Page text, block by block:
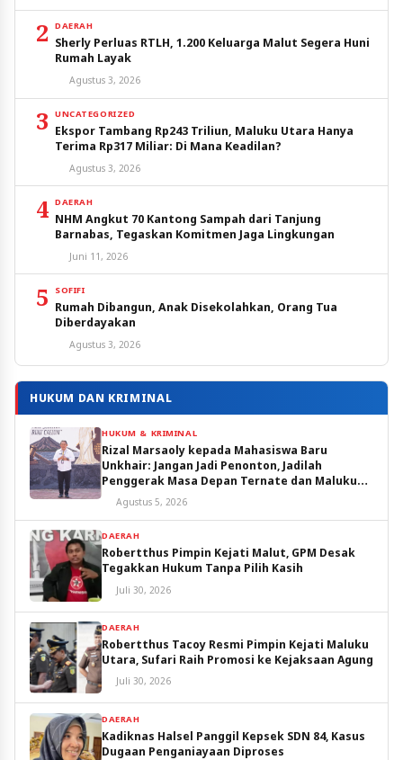
2 DAERAH
Sherly Perluas RTLH, 1.200 Keluarga Malut Segera Huni
Rumah Layak
Agustus 3, 2026
3 UNCATEGORIZED
Ekspor Tambang Rp243 Triliun, Maluku Utara Hanya
Terima Rp317 Miliar: Di Mana Keadilan?
Agustus 3, 2026
4 DAERAH
NHM Angkut 70 Kantong Sampah dari Tanjung
Barnabas, Tegaskan Komitmen Jaga Lingkungan
Juni 11, 2026
5 SOFIFI
Rumah Dibangun, Anak Disekolahkan, Orang Tua
Diberdayakan
Agustus 3, 2026
HUKUM DAN KRIMINAL
HUKUM & KRIMINAL
Rizal Marsaoly kepada Mahasiswa Baru
Unkhair: Jangan Jadi Penonton, Jadilah
Penggerak Masa Depan Ternate dan Maluku
Utara
Agustus 5, 2026
DAERAH
Robertthus Pimpin Kejati Malut, GPM Desak
Tegakkan Hukum Tanpa Pilih Kasih
Juli 30, 2026
DAERAH
Robertthus Tacoy Resmi Pimpin Kejati Maluku
Utara, Sufari Raih Promosi ke Kejaksaan Agung
Juli 30, 2026
DAERAH
Kadiknas Halsel Panggil Kepsek SDN 84, Kasus
Dugaan Penganiayaan Diproses